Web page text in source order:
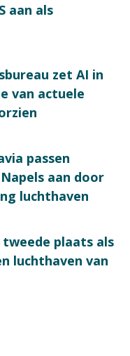
aan als
zet AI in
van actuele
passen
aan door
luchthaven
plaats als
luchthaven van